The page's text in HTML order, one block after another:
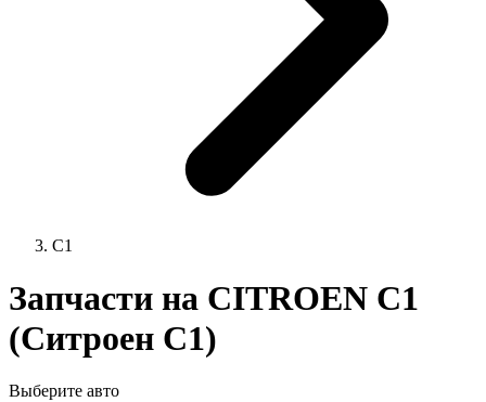
C1
Запчасти на CITROEN C1
(Ситроен С1)
Выберите авто